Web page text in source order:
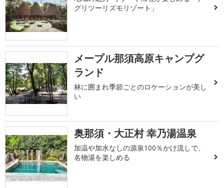
グリツーリズモリゾート」
メープル那須高原キャンプグ
ランド
林に囲まれ季節ごとのロケーションが美し
い
奥那須・大正村 幸乃湯温泉
加温や加水なしの源泉100％かけ流しで、
名物湯を楽しめる